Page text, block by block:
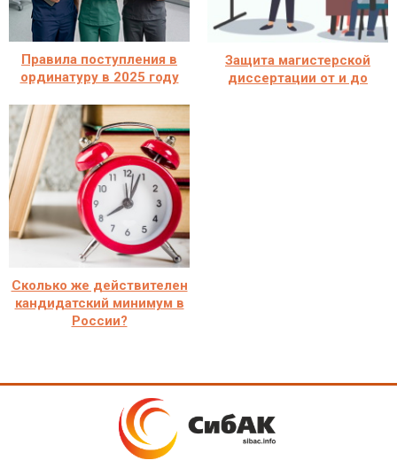
Правила поступления в
ординатуру в 2025 году
Защита магистерской
диссертации от и до
Сколько же действителен
кандидатский минимум в
России?